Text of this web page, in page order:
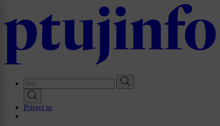
main
Prijavi se